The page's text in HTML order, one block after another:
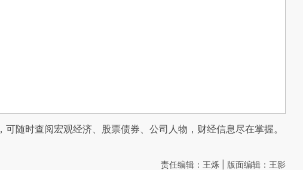
，可随时查阅宏观经济、股票债券、公司人物，财经信息尽在掌握。
责任编辑：王烁 | 版面编辑：王影